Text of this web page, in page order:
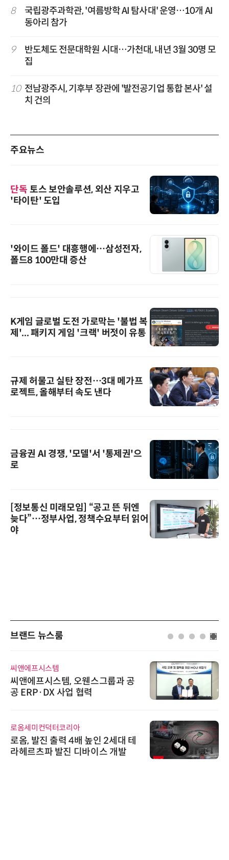
8
국립광주과학관, '여름방학 AI 탐사대' 운영…10개 AI
동아리 참가
9
반도체도 전문대학원 시대…가천대, 내년 3월 30명 모
집
10 전남광주시, 기후부 장관에 '발전공기업 통합 본사' 설
치 건의
주요뉴스
단독 토스 보안솔루션, 외산 지우고
'타이탄' 도입
'와이드 폴드' 대흥행에…삼성전자,
폴드8 100만대 증산
K게임 글로벌 도전 가로막는 '불법 복
제'... 패키지 게임 '크랙' 버젓이 유통
규제 허물고 실탄 장전…3대 메가프
로젝트, 올해부터 속도 낸다
금융권 AI 경쟁, '모델'서 '통제권'으
로
[정보통신 미래모임] “공고 뜬 뒤엔
늦다”…정부사업, 정책수요부터 읽어
야
브랜드 뉴스룸
씨앤에프시스템
씨앤에프시스템, 오웬스그룹과 공
공 ERP·DX 사업 협력
로옴세미컨덕터코리아
로옴, 발진 출력 4배 높인 2세대 테
라헤르츠파 발진 디바이스 개발